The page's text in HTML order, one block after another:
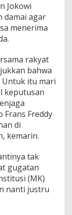
Jokowi
damai agar
menerima
rakyat
bahwa
Untuk itu mari
keputusan
Frans Freddy
di
kemarin.
tak
gugatan
(MK)
nanti justru